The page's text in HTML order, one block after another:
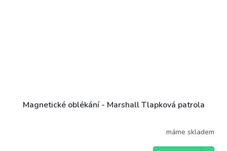
Magnetické oblékání - Marshall Tlapková patrola
máme skladem